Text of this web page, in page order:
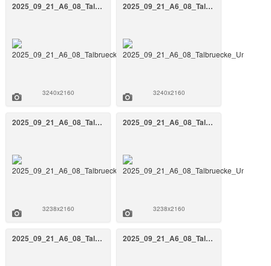
2025_09_21_A6_08_Talbruecke_Unterrieden_BW_808a_September_2025_2_FrankenAir.jpg
3240x2160
2025_09_21_A6_08_Talbruecke_Unterrieden_BW_808a_September_2025_58_FrankenAir.jpg
3240x2160
2025_09_21_A6_08_Talbruecke_Unterrieden_BW_808a_September_2025_57_FrankenAir.jpg
3238x2160
2025_09_21_A6_08_Talbruecke_Unterrieden_BW_808a_September_2025_56_FrankenAir.jpg
3238x2160
2025_09_21_A6_08_Talbruecke_Unterrieden_BW_808a_September_2025_55_FrankenAir.jpg 2025_09_21_A6_08_Talbruecke_Unterrieden_BW_808a_September_2025_54_FrankenAir.jpg